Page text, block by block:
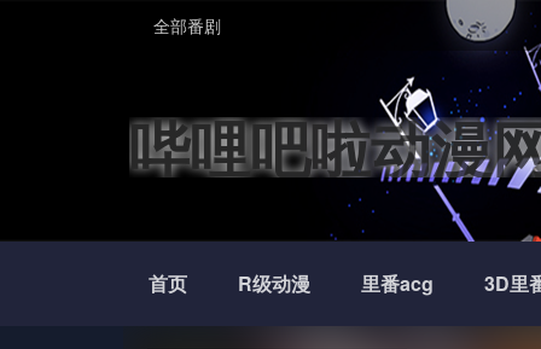
全部番剧
哔哩吧啦动漫
首页 R级动漫 里番acg 3D里